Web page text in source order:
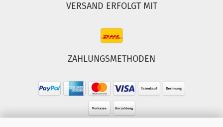
VERSAND ERFOLGT MIT
ZAHLUNGSMETHODEN